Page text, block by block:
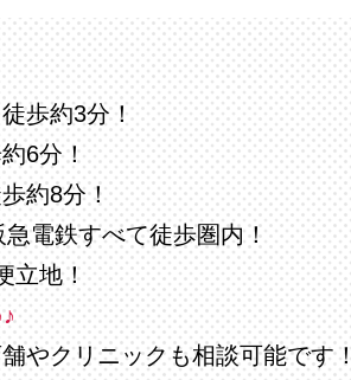
歩約3分！
6分！
約8分！
電鉄すべて徒歩圏内！
立地！
やクリニックも相談可能です